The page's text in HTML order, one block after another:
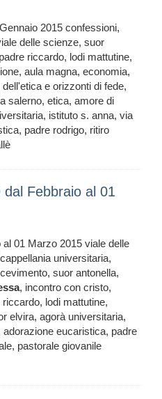
2015 confessioni,
delle scienze, suor
riccardo, lodi mattutine,
aula magna, economia,
e orizzonti di fede,
salerno, etica, amore di
istituto s. anna, via
padre rodrigo, ritiro
Febbraio al 01
01 Marzo 2015 viale delle
universitaria,
suor antonella,
, incontro con cristo,
lodi mattutine,
elvira, agorà universitaria,
eucaristica, padre
pastorale giovanile